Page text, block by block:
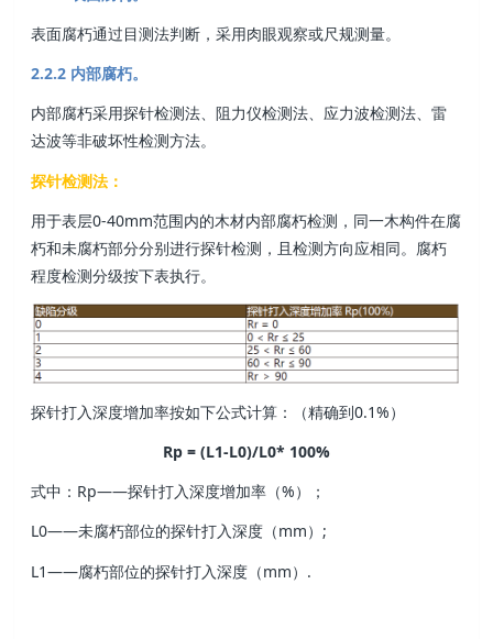
表面腐朽通过目测法判断，采用肉眼观察或尺规测量。
2.2.2 内部腐朽。
内部腐朽采用探针检测法、阻力仪检测法、应力波检测法、雷
达波等非破坏性检测方法。
探针检测法：
用于表层0-40mm范围内的木材内部腐朽检测，同一木构件在腐
朽和未腐朽部分分别进行探针检测，且检测方向应相同。腐朽
程度检测分级按下表执行。
探针打入深度增加率按如下公式计算：（精确到0.1%）
Rp = (L1-L0)/L0* 100%
式中：Rp——探针打入深度增加率（%）；
L0——未腐朽部位的探针打入深度（mm）;
L1——腐朽部位的探针打入深度（mm）.